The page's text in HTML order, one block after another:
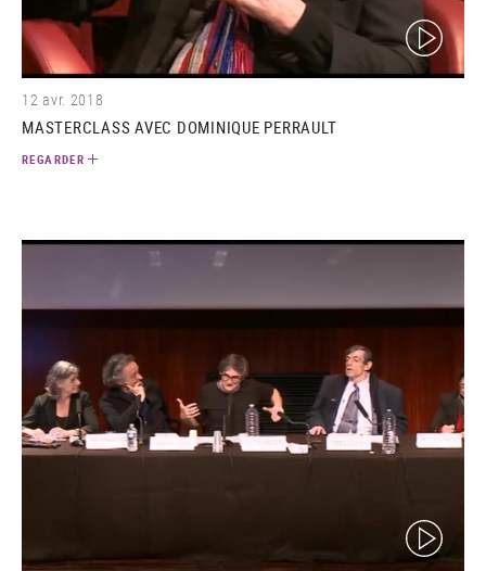
(video)
12 avr. 2018
MASTERCLASS AVEC DOMINIQUE PERRAULT
REGARDER
(video)